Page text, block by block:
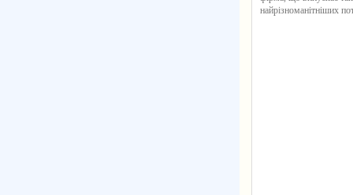
найрізноманітніших